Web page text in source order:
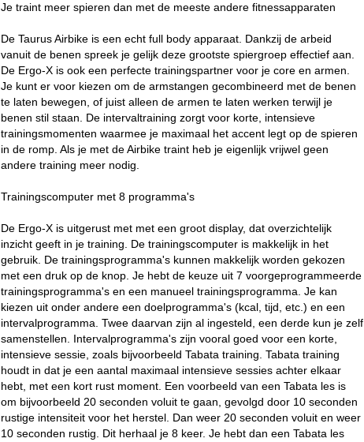
Je traint meer spieren dan met de meeste andere fitnessapparaten
De Taurus Airbike is een echt full body apparaat. Dankzij de arbeid
vanuit de benen spreek je gelijk deze grootste spiergroep effectief aan.
De Ergo-X is ook een perfecte trainingspartner voor je core en armen.
Je kunt er voor kiezen om de armstangen gecombineerd met de benen
te laten bewegen, of juist alleen de armen te laten werken terwijl je
benen stil staan. De intervaltraining zorgt voor korte, intensieve
trainingsmomenten waarmee je maximaal het accent legt op de spieren
in de romp. Als je met de Airbike traint heb je eigenlijk vrijwel geen
andere training meer nodig.
Trainingscomputer met 8 programma's
De Ergo-X is uitgerust met met een groot display, dat overzichtelijk
inzicht geeft in je training. De trainingscomputer is makkelijk in het
gebruik. De trainingsprogramma's kunnen makkelijk worden gekozen
met een druk op de knop. Je hebt de keuze uit 7 voorgeprogrammeerde
trainingsprogramma's en een manueel trainingsprogramma. Je kan
kiezen uit onder andere een doelprogramma's (kcal, tijd, etc.) en een
intervalprogramma. Twee daarvan zijn al ingesteld, een derde kun je zelf
samenstellen. Intervalprogramma's zijn vooral goed voor een korte,
intensieve sessie, zoals bijvoorbeeld Tabata training. Tabata training
houdt in dat je een aantal maximaal intensieve sessies achter elkaar
hebt, met een kort rust moment. Een voorbeeld van een Tabata les is
om bijvoorbeeld 20 seconden voluit te gaan, gevolgd door 10 seconden
rustige intensiteit voor het herstel. Dan weer 20 seconden voluit en weer
10 seconden rustig. Dit herhaal je 8 keer. Je hebt dan een Tabata les